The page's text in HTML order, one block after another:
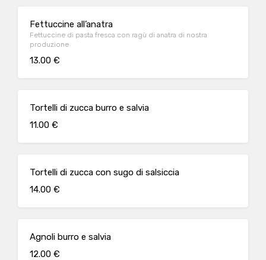
Fettuccine all’anatra
Fettuccine di pasta fresca con ragù di anatra di nostra
produzione
13.00 €
Tortelli di zucca burro e salvia
11.00 €
Tortelli di zucca con sugo di salsiccia
14.00 €
Agnoli burro e salvia
12.00 €